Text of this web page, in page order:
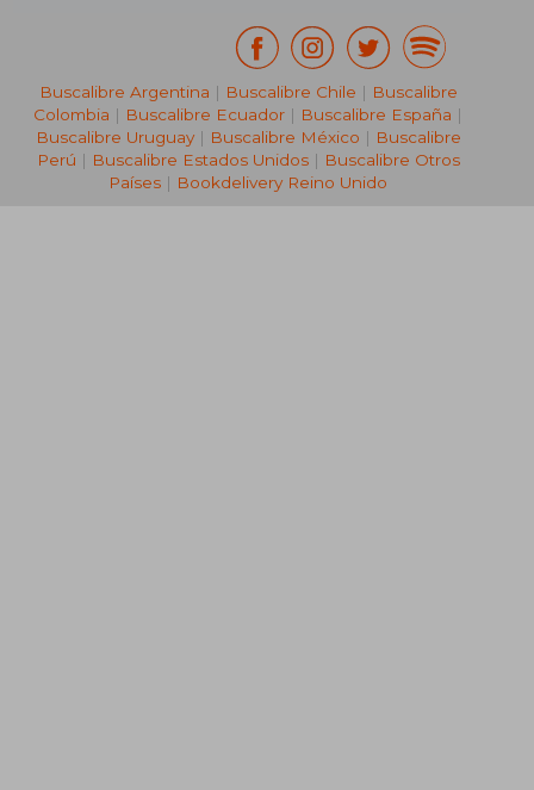
Buscalibre Argentina | Buscalibre Chile | Buscalibre
Colombia | Buscalibre Ecuador | Buscalibre España |
Buscalibre Uruguay| Buscalibre México | Buscalibre
Perú | Buscalibre Estados Unidos| Buscalibre Otros
Países | Bookdelivery Reino Unido